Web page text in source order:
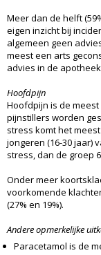
Meer dan de helft
eigen inzicht bij
algemeen geen
meest een arts
advies in de
Hoofdpijn
Hoofdpijn is de
pijnstillers worden
stress komt het
jongeren (16-30 jaar)
stress, dan de groep
Onder meer
voorkomende
(27% en 19%).
Andere opmerkelijke
Paracetamol is de